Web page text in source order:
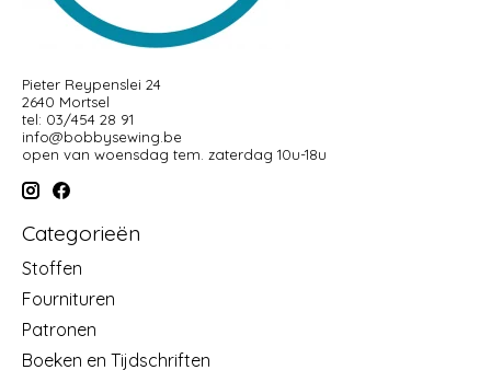
Pieter Reypenslei 24
2640 Mortsel
tel: 03/454 28 91
info@bobbysewing.be
open van woensdag tem. zaterdag 10u-18u
Categorieën
Stoffen
Fournituren
Patronen
Boeken en Tijdschriften